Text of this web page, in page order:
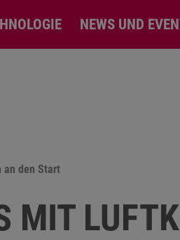
NEWS UND
an den Start
MIT